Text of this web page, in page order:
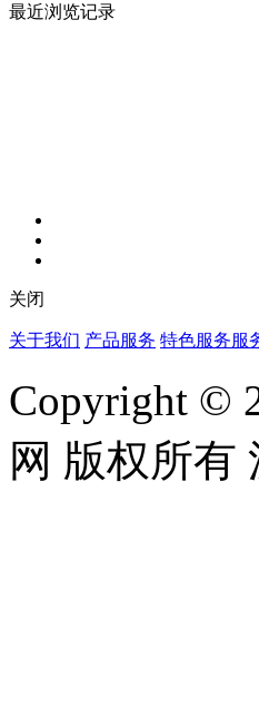
最近浏览记录
关闭
关于我们 产品服务 特色服务服
Copyright ©
网 版权所有